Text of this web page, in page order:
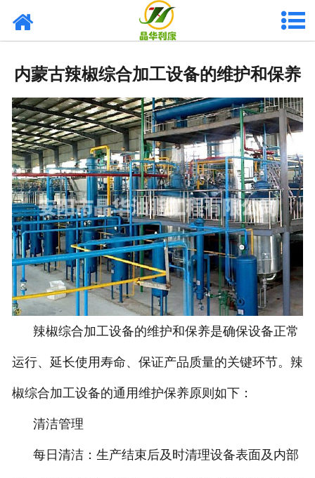
业务及应用
工程业绩
技术资料
新闻中心
关于晶华
联系我们
内蒙古辣椒综合加工设备的维护和保养
辣椒综合加工设备的维护和保养是确保设备正常
运行、延长使用寿命、保证产品质量的关键环节。辣
椒综合加工设备的通用维护保养原则如下：
清洁管理
每日清洁：生产结束后及时清理设备表面及内部